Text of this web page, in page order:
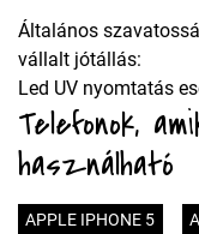
Általános
vállalt jótállás:
Led UV nyomtatás
Telefonok,
használható
APPLE IPHONE 5